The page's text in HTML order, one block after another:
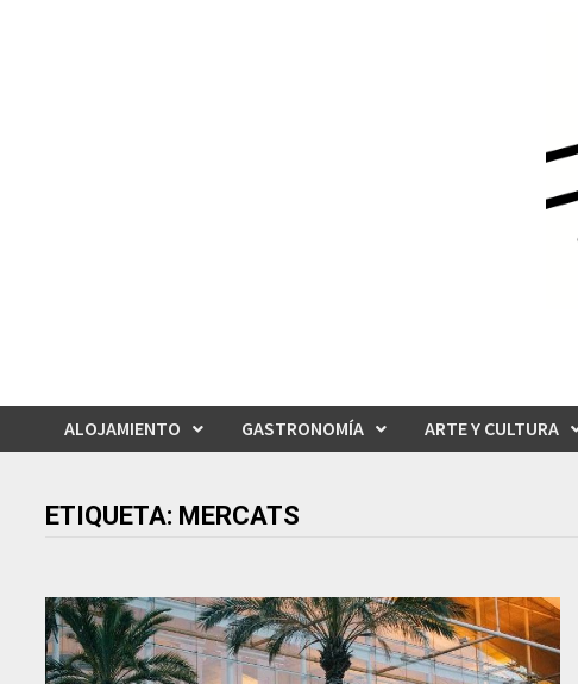
ALOJAMIENTO GASTRONOMÍA ARTE Y CULTURA
ETIQUETA: MERCATS